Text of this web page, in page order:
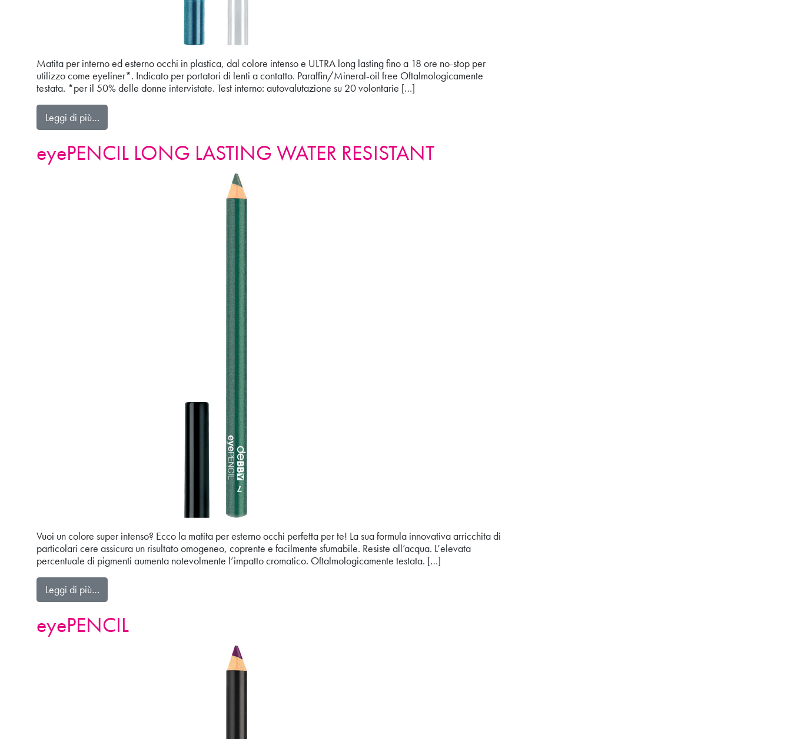
Matita per interno ed esterno occhi in plastica, dal colore intenso e ULTRA long lasting fino a 18 ore no-stop per
utilizzo come eyeliner*. Indicato per portatori di lenti a contatto. Paraffin/Mineral-oil free Oftalmologicamente
testata. *per il 50% delle donne intervistate. Test interno: autovalutazione su 20 volontarie […]
Leggi di più…from kajalPENCIL WATERPROOF
eyePENCIL LONG LASTING WATER RESISTANT
Vuoi un colore super intenso? Ecco la matita per esterno occhi perfetta per te! La sua formula innovativa arricchita di
particolari cere assicura un risultato omogeneo, coprente e facilmente sfumabile. Resiste all’acqua. L’elevata
percentuale di pigmenti aumenta notevolmente l’impatto cromatico. Oftalmologicamente testata. […]
Leggi di più…from eyePENCIL LONG LASTING WATER RESISTANT
eyePENCIL